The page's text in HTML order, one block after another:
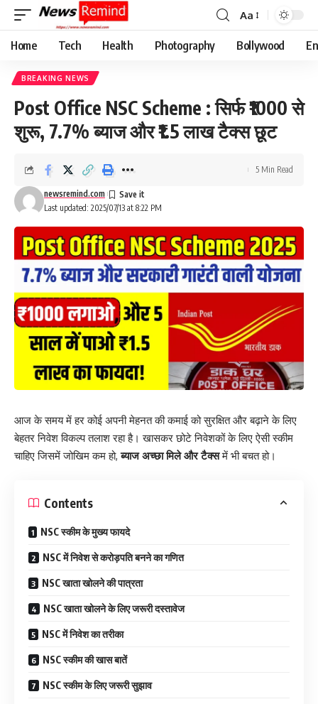
Font
Resizer
Aa
Home Tech Health Photography Bollywood
BREAKING NEWS
Post Office NSC Scheme : सिर्फ ₹1000 से
शुरू, 7.7% ब्याज और ₹1.5 लाख टैक्स छूट
Last updated: 2025/07/13 at 8:22 PM
newsremind.com
5 Min Read
आज के समय में हर कोई अपनी मेहनत की कमाई को सुरक्षित और बढ़ाने के लिए
बेहतर निवेश विकल्प तलाश रहा है। खासकर छोटे निवेशकों के लिए ऐसी स्कीम
चाहिए जिसमें जोखिम कम हो,ब्याज अच्छा मिले और टैक्समें भी बचत हो।
Contents
NSC स्कीम के मुख्य फायदे
NSC में निवेश से करोड़पति बनने का गणित
NSC खाता खोलने की पात्रता
NSC खाता खोलने के लिए जरूरी दस्तावेज
NSC में निवेश का तरीका
NSC स्कीम की खास बातें
NSC स्कीम के लिए जरूरी सुझाव